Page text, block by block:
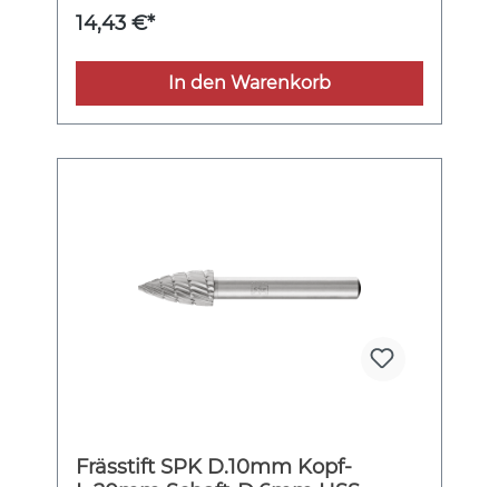
14,43 €*
In den Warenkorb
Frässtift SPK D.10mm Kopf-